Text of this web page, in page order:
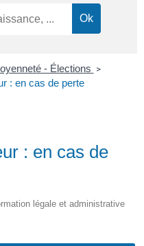
- Élections >
: en cas de perte
: en cas de
légale et administrative